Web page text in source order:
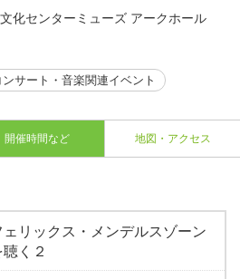
化センターミューズ アークホール
ンサート・音楽関連イベント
開催時間など 地図・アクセス
ェリックス・メンデルスゾーン
聴く２